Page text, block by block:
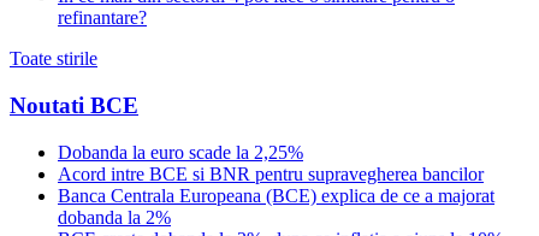
refinantare?
Toate stirile
Noutati BCE
Dobanda la euro scade la 2,25%
Acord intre BCE si BNR pentru supravegherea bancilor
Banca Centrala Europeana (BCE) explica de ce a majorat
dobanda la 2%